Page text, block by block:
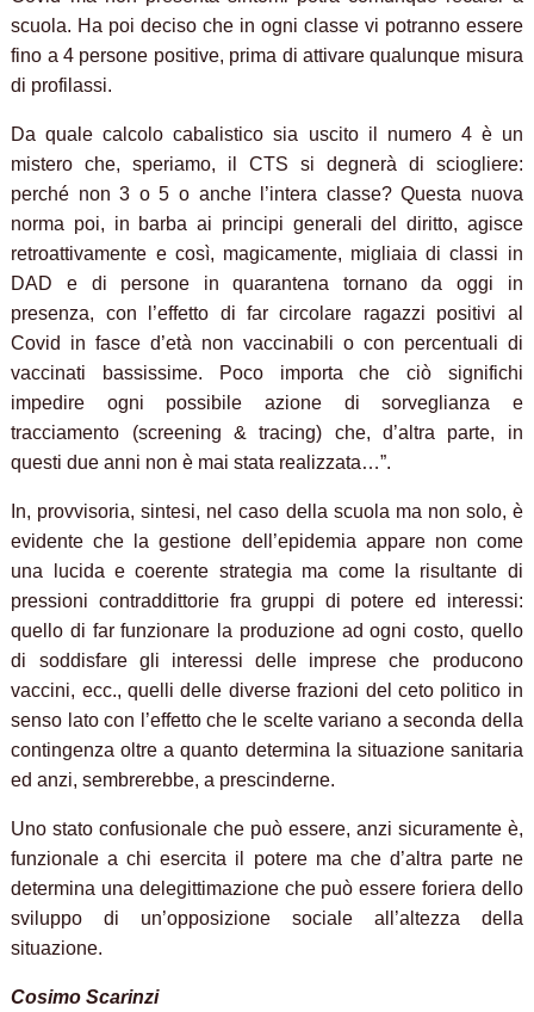
scuola. Ha poi deciso che in ogni classe vi potranno essere
fino a 4 persone positive, prima di attivare qualunque misura
di profilassi.
Da quale calcolo cabalistico sia uscito il numero 4 è un
mistero che, speriamo, il CTS si degnerà di sciogliere:
perché non 3 o 5 o anche l’intera classe? Questa nuova
norma poi, in barba ai principi generali del diritto, agisce
retroattivamente e così, magicamente, migliaia di classi in
DAD e di persone in quarantena tornano da oggi in
presenza, con l’effetto di far circolare ragazzi positivi al
Covid in fasce d’età non vaccinabili o con percentuali di
vaccinati bassissime. Poco importa che ciò significhi
impedire ogni possibile azione di sorveglianza e
tracciamento (screening & tracing) che, d’altra parte, in
questi due anni non è mai stata realizzata…”.
In, provvisoria, sintesi, nel caso della scuola ma non solo, è
evidente che la gestione dell’epidemia appare non come
una lucida e coerente strategia ma come la risultante di
pressioni contraddittorie fra gruppi di potere ed interessi:
quello di far funzionare la produzione ad ogni costo, quello
di soddisfare gli interessi delle imprese che producono
vaccini, ecc., quelli delle diverse frazioni del ceto politico in
senso lato con l’effetto che le scelte variano a seconda della
contingenza oltre a quanto determina la situazione sanitaria
ed anzi, sembrerebbe, a prescinderne.
Uno stato confusionale che può essere, anzi sicuramente è,
funzionale a chi esercita il potere ma che d’altra parte ne
determina una delegittimazione che può essere foriera dello
sviluppo di un’opposizione sociale all’altezza della
situazione.
Cosimo Scarinzi